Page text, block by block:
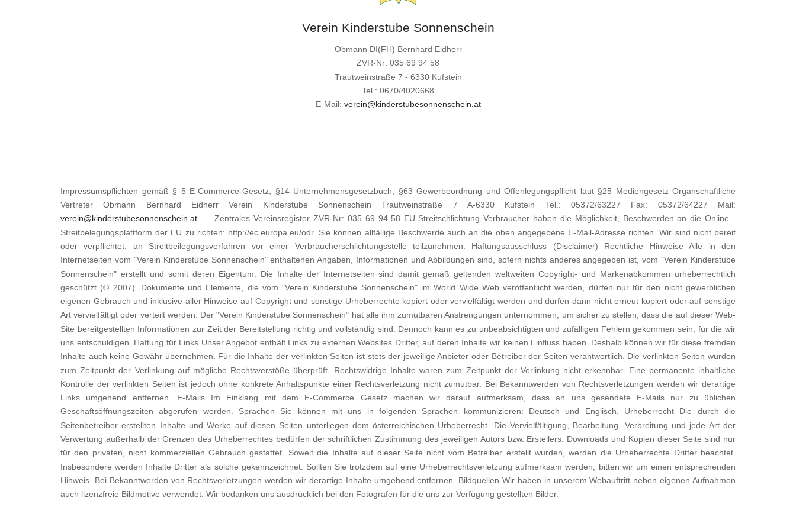
Verein Kinderstube Sonnenschein
Obmann DI(FH) Bernhard Eidherr
ZVR-Nr: 035 69 94 58
Trautweinstraße 7 - 6330 Kufstein
Tel.: 0670/4020668
E-Mail: verein@kinderstubesonnenschein.at
Impressumspflichten gemäß § 5 E-Commerce-Gesetz, §14 Unternehmensgesetzbuch, §63 Gewerbeordnung und Offenlegungspflicht laut §25 Mediengesetz Organschaftliche
Vertreter Obmann Bernhard Eidherr Verein Kinderstube Sonnenschein Trautweinstraße 7 A-6330 Kufstein Tel.: 05372/63227 Fax: 05372/64227 Mail:
verein@kinderstubesonnenschein.at Zentrales Vereinsregister ZVR-Nr: 035 69 94 58 EU-Streitschlichtung Verbraucher haben die Möglichkeit, Beschwerden an die Online -
Streitbelegungsplattform der EU zu richten: http://ec.europa.eu/odr. Sie können allfällige Beschwerde auch an die oben angegebene E-Mail-Adresse richten. Wir sind nicht bereit
oder verpflichtet, an Streitbeilegungsverfahren vor einer Verbraucherschlichtungsstelle teilzunehmen. Haftungsausschluss (Disclaimer) Rechtliche Hinweise Alle in den
Internetseiten vom "Verein Kinderstube Sonnenschein" enthaltenen Angaben, Informationen und Abbildungen sind, sofern nichts anderes angegeben ist, vom "Verein Kinderstube
Sonnenschein" erstellt und somit deren Eigentum. Die Inhalte der Internetseiten sind damit gemäß geltenden weltweiten Copyright- und Markenabkommen urheberrechtlich
geschützt (© 2007). Dokumente und Elemente, die vom "Verein Kinderstube Sonnenschein" im World Wide Web veröffentlicht werden, dürfen nur für den nicht gewerblichen
eigenen Gebrauch und inklusive aller Hinweise auf Copyright und sonstige Urheberrechte kopiert oder vervielfältigt werden und dürfen dann nicht erneut kopiert oder auf sonstige
Art vervielfältigt oder verteilt werden. Der "Verein Kinderstube Sonnenschein" hat alle ihm zumutbaren Anstrengungen unternommen, um sicher zu stellen, dass die auf dieser Web-
Site bereitgestellten Informationen zur Zeit der Bereitstellung richtig und vollständig sind. Dennoch kann es zu unbeabsichtigten und zufälligen Fehlern gekommen sein, für die wir
uns entschuldigen. Haftung für Links Unser Angebot enthält Links zu externen Websites Dritter, auf deren Inhalte wir keinen Einfluss haben. Deshalb können wir für diese fremden
Inhalte auch keine Gewähr übernehmen. Für die Inhalte der verlinkten Seiten ist stets der jeweilige Anbieter oder Betreiber der Seiten verantwortlich. Die verlinkten Seiten wurden
zum Zeitpunkt der Verlinkung auf mögliche Rechtsverstöße überprüft. Rechtswidrige Inhalte waren zum Zeitpunkt der Verlinkung nicht erkennbar. Eine permanente inhaltliche
Kontrolle der verlinkten Seiten ist jedoch ohne konkrete Anhaltspunkte einer Rechtsverletzung nicht zumutbar. Bei Bekanntwerden von Rechtsverletzungen werden wir derartige
Links umgehend entfernen. E-Mails Im Einklang mit dem E-Commerce Gesetz machen wir darauf aufmerksam, dass an uns gesendete E-Mails nur zu üblichen
Geschäftsöffnungszeiten abgerufen werden. Sprachen Sie können mit uns in folgenden Sprachen kommunizieren: Deutsch und Englisch. Urheberrecht Die durch die
Seitenbetreiber erstellten Inhalte und Werke auf diesen Seiten unterliegen dem österreichischen Urheberrecht. Die Vervielfältigung, Bearbeitung, Verbreitung und jede Art der
Verwertung außerhalb der Grenzen des Urheberrechtes bedürfen der schriftlichen Zustimmung des jeweiligen Autors bzw. Erstellers. Downloads und Kopien dieser Seite sind nur
für den privaten, nicht kommerziellen Gebrauch gestattet. Soweit die Inhalte auf dieser Seite nicht vom Betreiber erstellt wurden, werden die Urheberrechte Dritter beachtet.
Insbesondere werden Inhalte Dritter als solche gekennzeichnet. Sollten Sie trotzdem auf eine Urheberrechtsverletzung aufmerksam werden, bitten wir um einen entsprechenden
Hinweis. Bei Bekanntwerden von Rechtsverletzungen werden wir derartige Inhalte umgehend entfernen. Bildquellen Wir haben in unserem Webauftritt neben eigenen Aufnahmen
auch lizenzfreie Bildmotive verwendet. Wir bedanken uns ausdrücklich bei den Fotografen für die uns zur Verfügung gestellten Bilder.